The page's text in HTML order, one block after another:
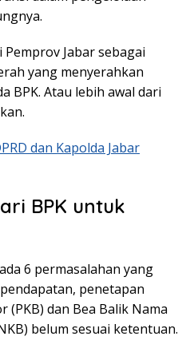
Jabar sebagai
yang menyerahkan
BPK. Atau lebih awal dari
dan Kapolda Jabar
BPK untuk
6 permasalahan yang
penetapan
(PKB) dan Bea Balik Nama
belum sesuai ketentuan.